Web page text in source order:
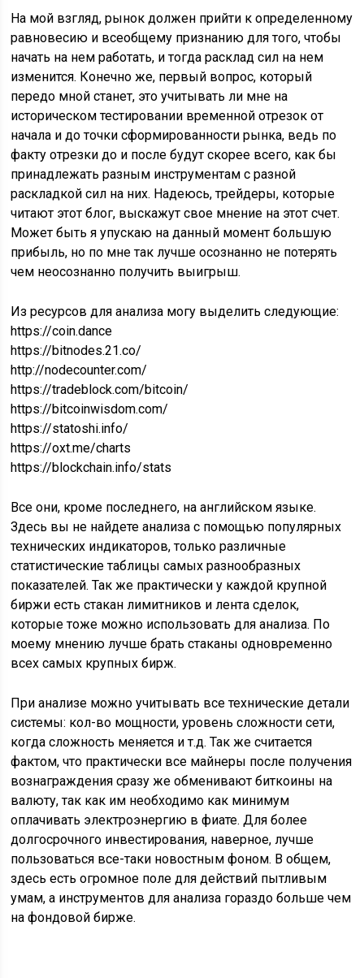
На мой взгляд, рынок должен прийти к определенному
равновесию и всеобщему признанию для того, чтобы
начать на нем работать, и тогда расклад сил на нем
изменится. Конечно же, первый вопрос, который
передо мной станет, это учитывать ли мне на
историческом тестировании временной отрезок от
начала и до точки сформированности рынка, ведь по
факту отрезки до и после будут скорее всего, как бы
принадлежать разным инструментам с разной
раскладкой сил на них. Надеюсь, трейдеры, которые
читают этот блог, выскажут свое мнение на этот счет.
Может быть я упускаю на данный момент большую
прибыль, но по мне так лучше осознанно не потерять
чем неосознанно получить выигрыш.
Из ресурсов для анализа могу выделить следующие:
https://coin.dance
https://bitnodes.21.co/
http://nodecounter.com/
https://tradeblock.com/bitcoin/
https://bitcoinwisdom.com/
https://statoshi.info/
https://oxt.me/charts
https://blockchain.info/stats
Все они, кроме последнего, на английском языке.
Здесь вы не найдете анализа с помощью популярных
технических индикаторов, только различные
статистические таблицы самых разнообразных
показателей. Так же практически у каждой крупной
биржи есть стакан лимитников и лента сделок,
которые тоже можно использовать для анализа. По
моему мнению лучше брать стаканы одновременно
всех самых крупных бирж.
При анализе можно учитывать все технические детали
системы: кол-во мощности, уровень сложности сети,
когда сложность меняется и т.д. Так же считается
фактом, что практически все майнеры после получения
вознаграждения сразу же обменивают биткоины на
валюту, так как им необходимо как минимум
оплачивать электроэнергию в фиате. Для более
долгосрочного инвестирования, наверное, лучше
пользоваться все-таки новостным фоном. В общем,
здесь есть огромное поле для действий пытливым
умам, а инструментов для анализа гораздо больше чем
на фондовой бирже.